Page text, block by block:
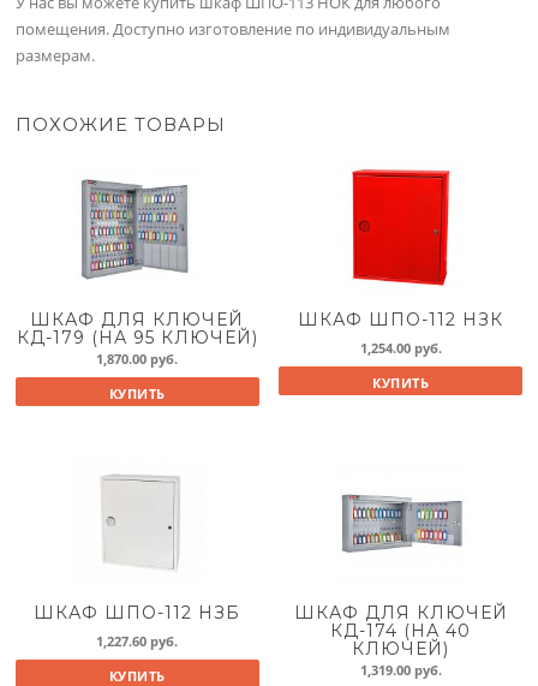
помещения. Доступно изготовление по индивидуальным
размерам.
ПОХОЖИЕ ТОВАРЫ
ШКАФ ДЛЯ КЛЮЧЕЙ
КД-179 (НА 95 КЛЮЧЕЙ)
1,870.00 руб.
КУПИТЬ
ШКАФ ШПО-112 НЗК
1,254.00 руб.
КУПИТЬ
ШКАФ ШПО-112 НЗБ
1,227.60 руб.
КУПИТЬ
ШКАФ ДЛЯ КЛЮЧЕЙ
КД-174 (НА 40
КЛЮЧЕЙ)
1,319.00 руб.